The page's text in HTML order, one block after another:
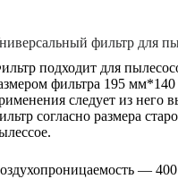
фильтр для
подходит для
фильтра 195
следует из него
согласно размера
— 400